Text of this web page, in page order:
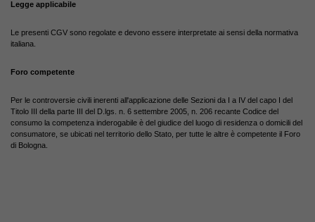
Legge applicabile
Le presenti CGV sono regolate e devono essere interpretate ai sensi della normativa
italiana.
Foro competente
Per le controversie civili inerenti all'applicazione delle Sezioni da I a IV del capo I del
Titolo III della parte III del D.lgs. n. 6 settembre 2005, n. 206 recante Codice del
consumo la competenza inderogabile è del giudice del luogo di residenza o domicili del
consumatore, se ubicati nel territorio dello Stato, per tutte le altre è competente il Foro
di Bologna.